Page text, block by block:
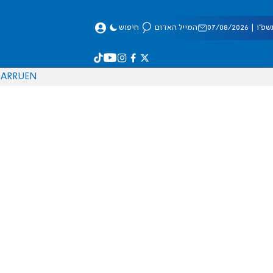
08/2026 המייל האדום חיפוש
EN
RU
AR